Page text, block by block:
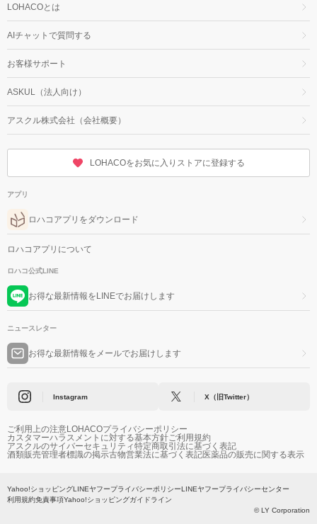
LOHACOとは
AIチャットで質問する
お客様サポート
ASKUL（法人向け）
アスクル株式会社（会社概要）
LOHACOをお気に入りストアに登録する
アプリ
ロハコアプリをダウンロード
ロハコアプリについて
ロハコ公式LINE
お得な最新情報をLINEでお届けします
ニュースレター
お得な最新情報をメールでお届けします
Instagram X（旧Twitter）
ご利用上の注意LOHACOプライバシーポリシー
カスタマーハラスメントに対する基本方針ご利用規約
アスクルのサイバーセキュリティ特定商取引法に基づく表記
酒類販売管理者標識の掲示古物営業法に基づく表記医薬品の販売に関する表示
Yahoo!ショッピングLINEヤフープライバシーポリシーLINEヤフープライバシーセンター
利用規約免責事項Yahoo!ショッピングガイドライン
© LY Corporation